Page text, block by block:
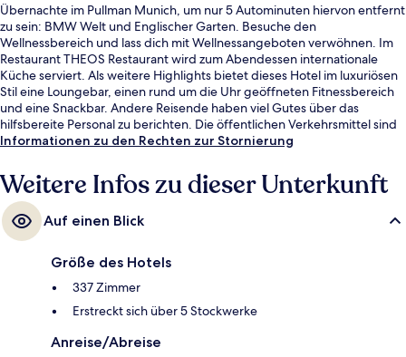
Übernachte im Pullman Munich, um nur 5 Autominuten hiervon entfernt
zu sein: BMW Welt und Englischer Garten. Besuche den
Wellnessbereich und lass dich mit Wellnessangeboten verwöhnen. Im
Restaurant THEOS Restaurant wird zum Abendessen internationale
Küche serviert. Als weitere Highlights bietet dieses Hotel im luxuriösen
Stil eine Loungebar, einen rund um die Uhr geöffneten Fitnessbereich
und eine Snackbar. Andere Reisende haben viel Gutes über das
hilfsbereite Personal zu berichten. Die öffentlichen Verkehrsmittel sind
nur einen kurzen Fußmarsch entfernt: Zur U-Bahnhof Nordfriedhof sind
Minuten.
Informationen zu den Rechten zur Stornierung
Weitere Infos zu dieser Unterkunft
Auf einen Blick
Größe des Hotels
337 Zimmer
Erstreckt sich über 5 Stockwerke
Anreise/Abreise